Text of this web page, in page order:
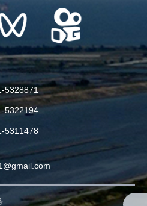
: 0631-5328871
: 0631-5322194
: 0631-5311478
5328871
5322194
5311478